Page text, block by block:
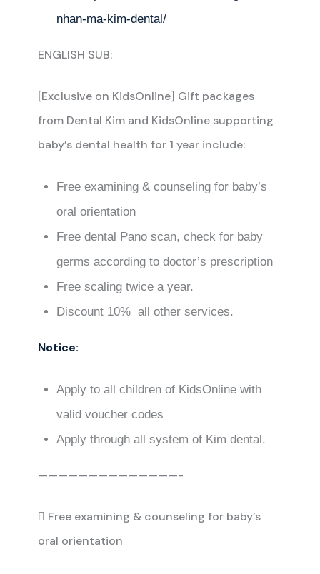
nhan-ma-kim-dental/
ENGLISH SUB:
[Exclusive on KidsOnline] Gift packages
from Dental Kim and KidsOnline supporting
baby’s dental health for 1 year include:
Free examining & counseling for baby’s
oral orientation
Free dental Pano scan, check for baby
germs according to doctor’s prescription
Free scaling twice a year.
Discount 10% all other services.
Notice:
Apply to all children of KidsOnline with
valid voucher codes
Apply through all system of Kim dental.
——————————————-
 Free examining & counseling for baby’s
oral orientation